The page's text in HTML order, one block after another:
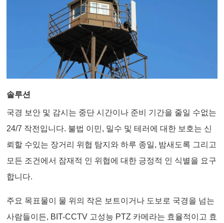
솔루션
국경 보안 및 감시는 중단 시간이나 준비 기간을 줄일 수없는
24/7 작전입니다. 불법 이민, 밀수 및 테러에 대한 보호는 신
뢰할 수있는 장거리 위협 탐지와 하루 종일, 밤새도록 그리고
모든 조건에서 잠재적 인 위협에 대한 긍정적 인 식별을 요구
합니다.
주요 목표물이 물 위의 작은 보트이거나 도보로 국경을 넘는
사람들이든, BIT-CCTV 고성능 PTZ 카메라는 효율적이고 효